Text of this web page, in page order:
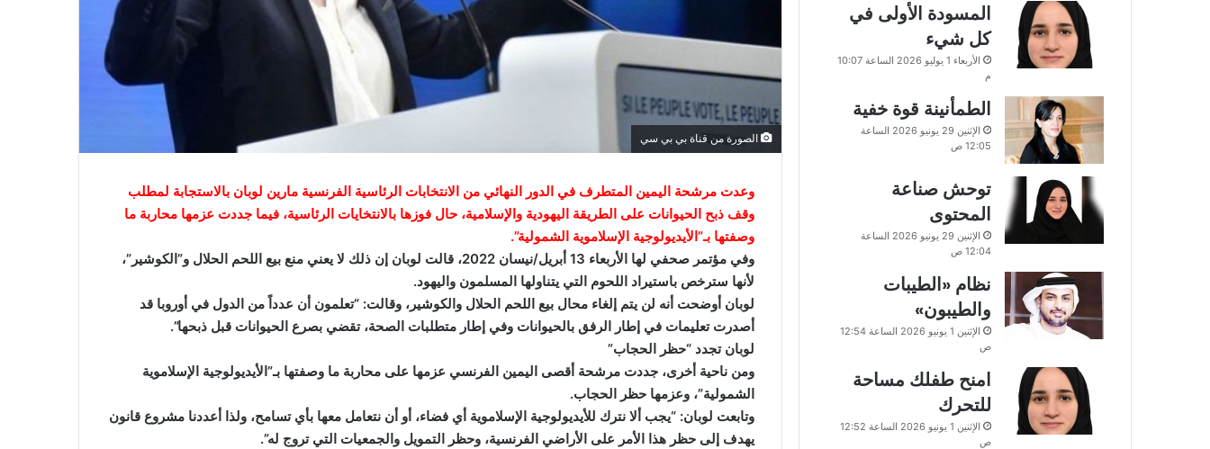
الصورة من قناة بي بي سي
وعدت مرشحة اليمين المتطرف في الدور النهائي من الانتخابات الرئاسية الفرنسية مارين لوبان بالاستجابة لمطلب
وقف ذبح الحيوانات على الطريقة اليهودية والإسلامية، حال فوزها بالانتخايات الرئاسية، فيما جددت عزمها محاربة ما
وصفتها بـ”الأيديولوجية الإسلاموية الشمولية”.
وفي مؤتمر صحفي لها الأربعاء 13 أبريل/نيسان 2022، قالت لوبان إن ذلك لا يعني منع بيع اللحم الحلال و”الكوشير”،
لأنها سترخص باستيراد اللحوم التي يتناولها المسلمون واليهود.
لوبان أوضحت أنه لن يتم إلغاء محال بيع اللحم الحلال والكوشير، وقالت: “تعلمون أن عدداً من الدول في أوروبا قد
أصدرت تعليمات في إطار الرفق بالحيوانات وفي إطار متطلبات الصحة، تقضي بصرع الحيوانات قبل ذبحها”.
لوبان تجدد “حظر الحجاب”
ومن ناحية أخرى، جددت مرشحة أقصى اليمين الفرنسي عزمها على محاربة ما وصفتها بـ”الأيديولوجية الإسلاموية
الشمولية”، وعزمها حظر الحجاب.
وتابعت لوبان: “يجب ألا نترك للأيديولوجية الإسلاموية أي فضاء، أو أن نتعامل معها بأي تسامح، ولذا أعددنا مشروع قانون
يهدف إلى حظر هذا الأمر على الأراضي الفرنسية، وحظر التمويل والجمعيات التي تروج له”.
المسودة الأولى في
كل شيء
الأربعاء 1 يوليو 2026 الساعة 10:07
م
الطمأنينة قوة خفية
الإثنين 29 يونيو 2026 الساعة
12:05 ص
توحش صناعة
المحتوى
الإثنين 29 يونيو 2026 الساعة
12:04 ص
نظام «الطيبات
والطيبون»
الإثنين 1 يونيو 2026 الساعة 12:54
ص
امنح طفلك مساحة
للتحرك
الإثنين 1 يونيو 2026 الساعة 12:52
ص